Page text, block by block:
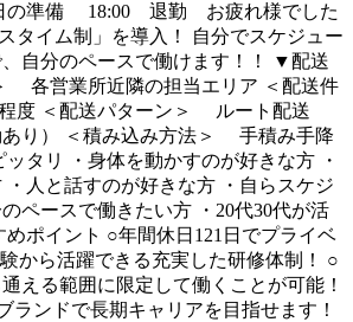
の準備 18:00 退勤 お疲れ様でした
タイム制」を導入！ 自分でスケジュー
自分のペースで働けます！！ ▼配送
各営業所近隣の担当エリア ＜配送件
度 ＜配送パターン＞ ルート配送
あり） ＜積み込み方法＞ 手積み手降
タリ ・身体を動かすのが好きな方 ・
人と話すのが好きな方 ・自らスケジ
ペースで働きたい方 ・20代30代が活
ポイント ○年間休日121日でプライベ
から活躍できる充実した研修体制！ ○
える範囲に限定して働くことが可能！
ランドで長期キャリアを目指せます！